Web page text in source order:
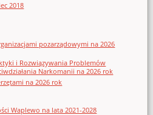
2018
pozarządowymi na 2026
i Rozwiązywania Problemów
Narkomanii na 2026 rok
na 2026 rok
Waplewo na lata 2021-2028